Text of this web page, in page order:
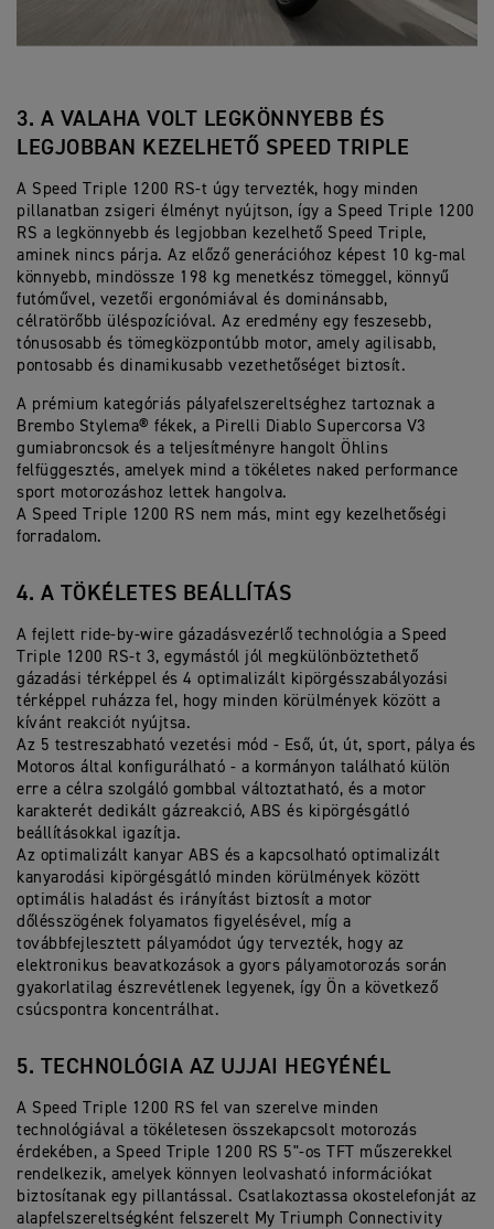
3. A VALAHA VOLT LEGKÖNNYEBB ÉS
LEGJOBBAN KEZELHETŐ SPEED TRIPLE
A Speed Triple 1200 RS-t úgy tervezték, hogy minden
pillanatban zsigeri élményt nyújtson, így a Speed Triple 1200
RS a legkönnyebb és legjobban kezelhető Speed Triple,
aminek nincs párja. Az előző generációhoz képest 10 kg-mal
könnyebb, mindössze 198 kg menetkész tömeggel, könnyű
futóművel, vezetői ergonómiával és dominánsabb,
célratörőbb üléspozícióval. Az eredmény egy feszesebb,
tónusosabb és tömegközpontúbb motor, amely agilisabb,
pontosabb és dinamikusabb vezethetőséget biztosít.
A prémium kategóriás pályafelszereltséghez tartoznak a
Brembo Stylema® fékek, a Pirelli Diablo Supercorsa V3
gumiabroncsok és a teljesítményre hangolt Öhlins
felfüggesztés, amelyek mind a tökéletes naked performance
sport motorozáshoz lettek hangolva.
A Speed Triple 1200 RS nem más, mint egy kezelhetőségi
forradalom.
4. A TÖKÉLETES BEÁLLÍTÁS
A fejlett ride-by-wire gázadásvezérlő technológia a Speed
Triple 1200 RS-t 3, egymástól jól megkülönböztethető
gázadási térképpel és 4 optimalizált kipörgésszabályozási
térképpel ruházza fel, hogy minden körülmények között a
kívánt reakciót nyújtsa.
Az 5 testreszabható vezetési mód - Eső, út, út, sport, pálya és
Motoros által konfigurálható - a kormányon található külön
erre a célra szolgáló gombbal változtatható, és a motor
karakterét dedikált gázreakció, ABS és kipörgésgátló
beállításokkal igazítja.
Az optimalizált kanyar ABS és a kapcsolható optimalizált
kanyarodási kipörgésgátló minden körülmények között
optimális haladást és irányítást biztosít a motor
dőlésszögének folyamatos figyelésével, míg a
továbbfejlesztett pályamódot úgy tervezték, hogy az
elektronikus beavatkozások a gyors pályamotorozás során
gyakorlatilag észrevétlenek legyenek, így Ön a következő
csúcspontra koncentrálhat.
5. TECHNOLÓGIA AZ UJJAI HEGYÉNÉL
A Speed Triple 1200 RS fel van szerelve minden
technológiával a tökéletesen összekapcsolt motorozás
érdekében, a Speed Triple 1200 RS 5"-os TFT műszerekkel
rendelkezik, amelyek könnyen leolvasható információkat
biztosítanak egy pillantással. Csatlakoztassa okostelefonját az
alapfelszereltségként felszerelt My Triumph Connectivity